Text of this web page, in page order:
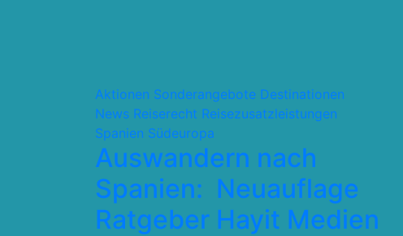
Aktionen Sonderangebote Destinationen
News Reiserecht Reisezusatzleistungen
Spanien Südeuropa
Auswandern nach
Spanien: Neuauflage
Ratgeber Hayit Medien